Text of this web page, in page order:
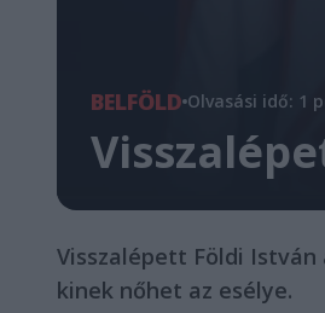
BELFÖLD Olvasási idő: 1
Visszalépett Földi
kinek nőhet az esélye.